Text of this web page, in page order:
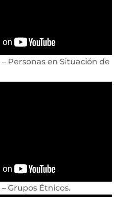
Personas en Situación de
Grupos Étnicos.